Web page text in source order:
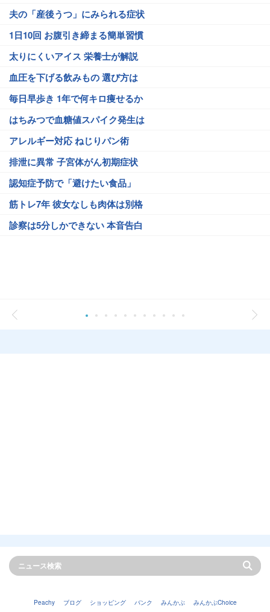
夫の「産後うつ」にみられる症状
1日10回 お腹引き締まる簡単習慣
太りにくいアイス 栄養士が解説
血圧を下げる飲みもの 選び方は
毎日早歩き 1年で何キロ痩せるか
はちみつで血糖値スパイク発生は
アレルギー対応 ねじりパン術
排泄に異常 子宮体がん初期症状
認知症予防で「避けたい食品」
筋トレ7年 彼女なしも肉体は別格
診察は5分しかできない 本音告白
Peachy ブログ ショッピング バンク みんかぶ みんかぶChoice